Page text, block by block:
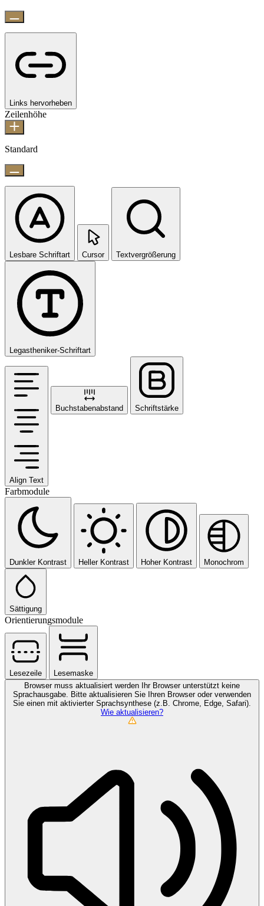
Links hervorheben
Zeilenhöhe
Standard
Lesbare Schriftart Cursor Textvergrößerung
Legastheniker-Schriftart
Align Text
Buchstabenabstand Schriftstärke
Farbmodule
Dunkler Kontrast Heller Kontrast Hoher Kontrast Monochrom
Sättigung
Orientierungsmodule
Lesezeile
Lesemaske
Browser muss aktualisiert werden
Ihr Browser unterstützt keine
Sprachausgabe. Bitte aktualisieren Sie Ihren Browser oder verwenden
Sie einen mit aktivierter Sprachsynthese (z.B. Chrome, Edge, Safari).
Wie aktualisieren?